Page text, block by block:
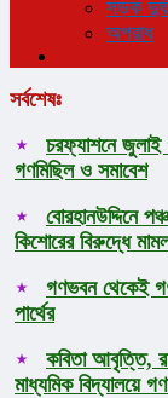
সড়ক
অপরাধ
সর্বশেষঃ
চরফ্যাশনে জুলাই
গণমিছিল ও সমাবেশ
বোরহানউদ্দিনে
কিশোরের বিরুদ্ধে
গণভবন থেকেই
পার্থের
কবিতা আবৃত্তি,
মাধ্যমিক বিদ্যালয়ে